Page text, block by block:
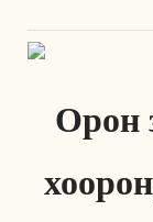
Орон